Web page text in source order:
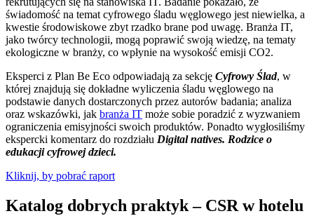
świadomość na temat cyfrowego śladu węglowego jest niewielka, a
kwestie środowiskowe zbyt rzadko brane pod uwagę. Branża IT,
jako twórcy technologii, mogą poprawić swoją wiedzę, na tematy
ekologiczne w branży, co wpłynie na wysokość emisji CO2.
Eksperci z Plan Be Eco odpowiadają za sekcję Cyfrowy Ślad, w
której znajdują się dokładne wyliczenia śladu węglowego na
podstawie danych dostarczonych przez autorów badania; analiza
oraz wskazówki, jak branża IT może sobie poradzić z wyzwaniem
ograniczenia emisyjności swoich produktów. Ponadto wygłosiliśmy
ekspercki komentarz do rozdziału Digital natives. Rodzice o
edukacji cyfrowej dzieci.
Kliknij, by pobrać raport
Katalog dobrych praktyk – CSR w hotelu